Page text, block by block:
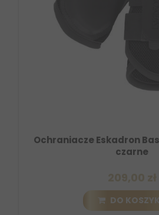
Ochraniacze Eskadron
czarne
DO